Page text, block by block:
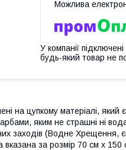
У компанії
будь-який товар не
на цупкому матеріалі,
яким не страшні ні
заходів (Водне Хрещення,
вказана за розмір 70 см х